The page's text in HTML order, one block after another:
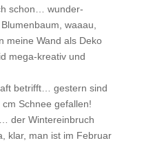
schon… wunder-
waaau,
meine Wand als Deko
mega-kreativ und
betrifft… gestern sind
Schnee gefallen!
der Wintereinbruch
klar, man ist im Februar